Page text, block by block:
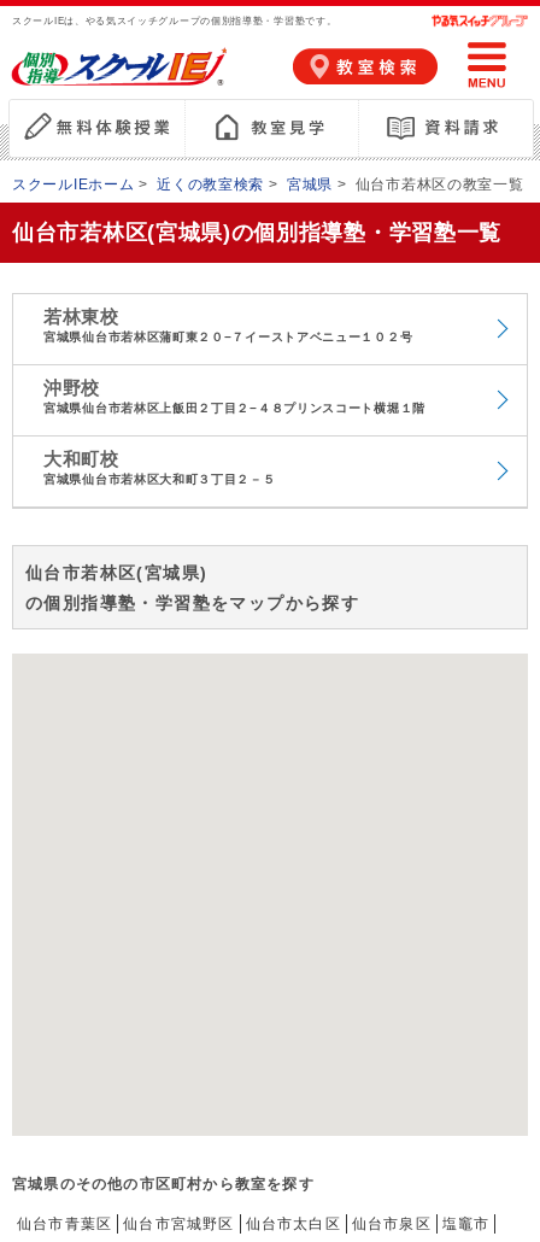
スクールIEは、やる気スイッチグループの個別指導塾・学習塾です。
スクールIEホーム > 近くの教室検索 > 宮城県 > 仙台市若林区の教室一覧
仙台市若林区(宮城県)の個別指導塾・学習塾一覧
若林東校
宮城県仙台市若林区蒲町東２０−７イーストアベニュー１０２号
沖野校
宮城県仙台市若林区上飯田２丁目２−４８プリンスコート横堀１階
大和町校
宮城県仙台市若林区大和町３丁目２－５
仙台市若林区(宮城県)
の個別指導塾・学習塾をマップから探す
宮城県のその他の市区町村から教室を探す
仙台市青葉区 仙台市宮城野区 仙台市太白区 仙台市泉区
塩竈市